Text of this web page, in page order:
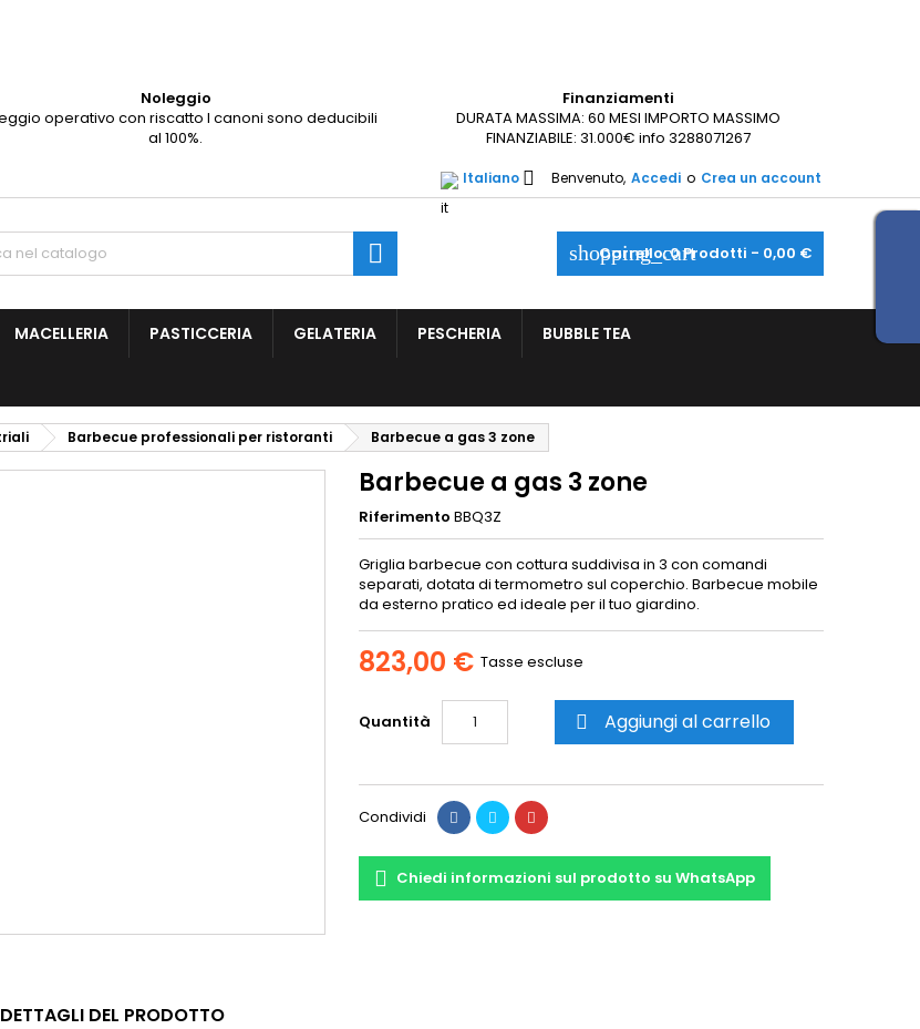
Noleggio
operativo con riscatto I canoni sono deducibili
al 100%.
Finanziamenti
DURATA MASSIMA: 60 MESI IMPORTO MASSIMO
FINANZIABILE: 31.000€ info 3288071267
Benvenuto, Accedi o Crea un account
Italiano 
shopping_cart
Carrello:0Prodotti - 0,00 €

MACELLERIA PASTICCERIA GELATERIA PESCHERIA BUBBLE TEA
Barbecue professionali per ristoranti Barbecue a gas 3 zone
Barbecue a gas 3 zone
Riferimento BBQ3Z
Griglia barbecue con cottura suddivisa in 3 con comandi
separati, dotata di termometro sul coperchio. Barbecue mobile
da esterno pratico ed ideale per il tuo giardino.
823,00 € Tasse escluse
Quantità  Aggiungi al carrello
Condividi
Chiedi informazioni sul prodotto su WhatsApp
DETTAGLI DEL PRODOTTO
((createText))
l'accesso per salvare dei prodotti nella tua lista